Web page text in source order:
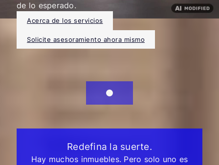
de lo esperado.
Acerca de los servicios
Solicite asesoramiento ahora mismo
Redefina la suerte.
Hay muchos inmuebles. Pero solo uno es